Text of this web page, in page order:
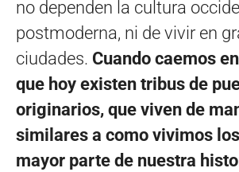
no dependen la cultura
postmoderna, ni de vivir en
ciudades. Cuando caemos
que hoy existen tribus de
originarios, que viven de
similares a como vivimos
mayor parte de nuestra